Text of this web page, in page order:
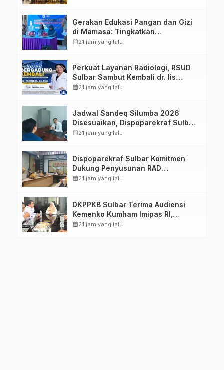
Gerakan Edukasi Pangan dan Gizi
di Mamasa: Tingkatkan
Pengetahuan dan Keterampilan
calendar_month21 jam yang lalu
Perkuat Layanan Radiologi, RSUD
Sulbar Sambut Kembali dr. Iis
Imelda, Sp.Rad
calendar_month21 jam yang lalu
Jadwal Sandeq Silumba 2026
Disesuaikan, Dispoparekraf Sulbar
Pastikan Persiapan Tetap
calendar_month21 jam yang lalu
Dispoparekraf Sulbar Komitmen
Dukung Penyusunan RAD
TPB/SDGs Sulawesi Barat
calendar_month21 jam yang lalu
DKPPKB Sulbar Terima Audiensi
Kemenko Kumham Imipas RI,
Perkuat Pelayanan Kesehatan bagi
calendar_month21 jam yang lalu